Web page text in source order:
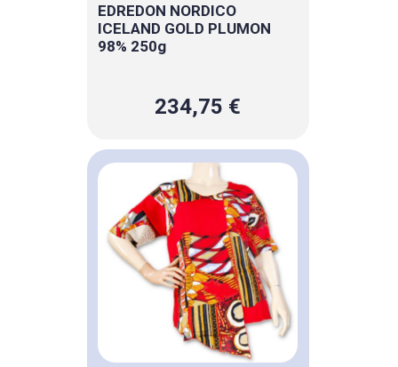
EDREDON NORDICO
ICELAND GOLD PLUMON
98% 250g
234,75 €